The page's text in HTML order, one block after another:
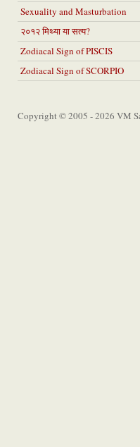
Sexuality and Masturbation
२०१२ मिथ्या या सत्य?
Zodiacal Sign of PISCIS
Zodiacal Sign of SCORPIO
Copyright © 2005 - 2026 VM